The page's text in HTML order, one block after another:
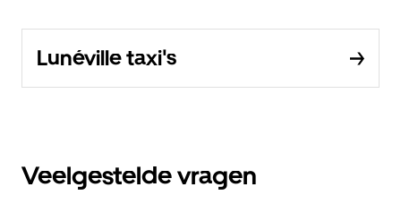
Lunéville taxi's
Veelgestelde vragen